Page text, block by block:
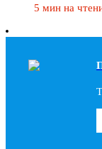
5 мин на